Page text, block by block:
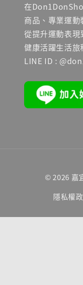
在
商品、專業運動
從提升運動表
健康活躍生活旅
LINE ID :
© 2026 嘉
隱私權